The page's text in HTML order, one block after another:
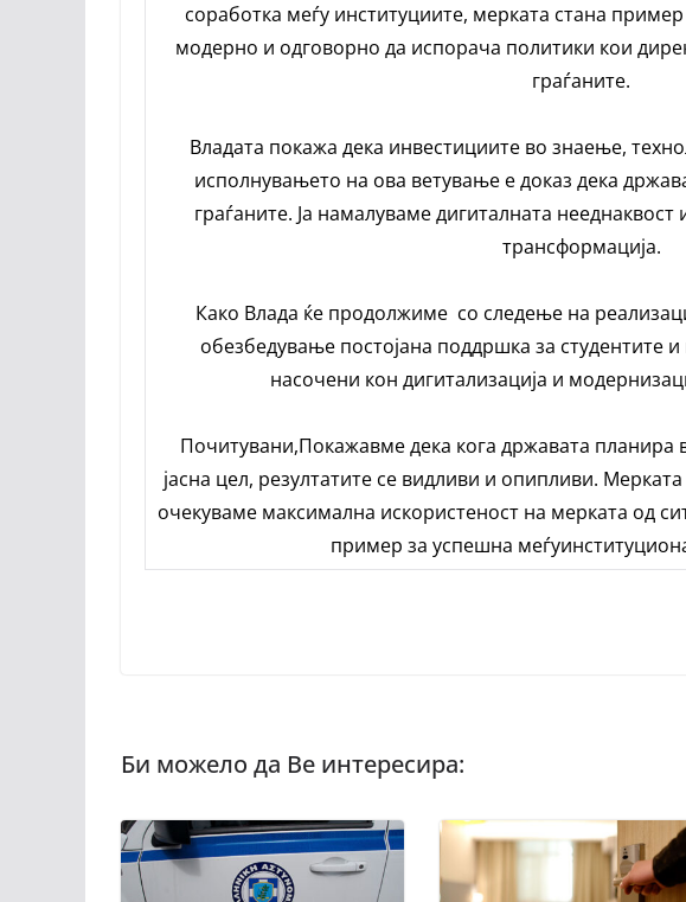
соработка меѓу институциите, мерката стана
модерно и одговорно да испорача политики кои
граѓаните.
Владата покажа дека инвестициите во знаење,
исполнувањето на ова ветување е доказ дека
граѓаните. Ја намалуваме дигиталната нееднаквост
трансформација.
Како Влада ќе продолжиме со следење на
обезбедување постојана поддршка за студентите
насочени кон дигитализација и
Почитувани,Покажавме дека кога државата
јасна цел, резултатите се видливи и опипливи.
очекуваме максимална искористеност на мерката од
пример за успешна